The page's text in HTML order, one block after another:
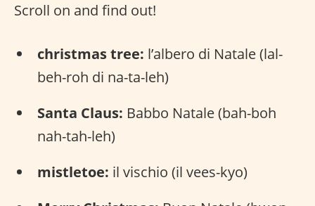
Scroll on and find out!
christmas tree: l’albero di Natale (lal-
beh-roh di na-ta-leh)
Santa Claus: Babbo Natale (bah-boh
nah-tah-leh)
mistletoe: il vischio (il vees-kyo)